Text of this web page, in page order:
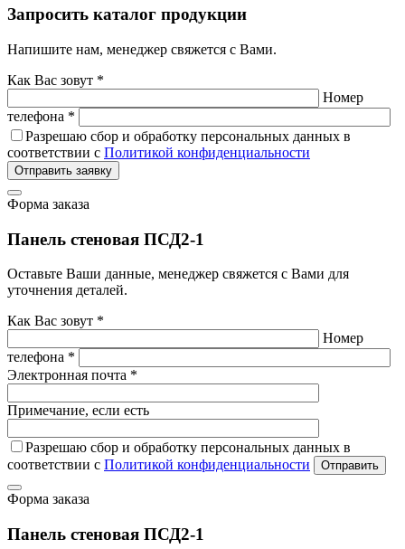
Запросить каталог продукции
Напишите нам, менеджер свяжется с Вами.
Как Вас зовут *
Номер
телефона *
Разрешаю сбор и обработку персональных данных в
соответствии с Политикой конфиденциальности
Отправить заявку
Форма заказа
Панель стеновая ПСД2-1
Оставьте Ваши данные, менеджер свяжется с Вами для
уточнения деталей.
Как Вас зовут *
Номер
телефона *
Электронная почта *
Примечание, если есть
Разрешаю сбор и обработку персональных данных в
соответствии с Политикой конфиденциальности Отправить
Форма заказа
Панель стеновая ПСД2-1